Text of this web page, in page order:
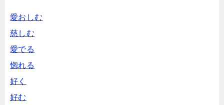
愛おしむ
慈しむ
愛でる
惚れる
好く
好む